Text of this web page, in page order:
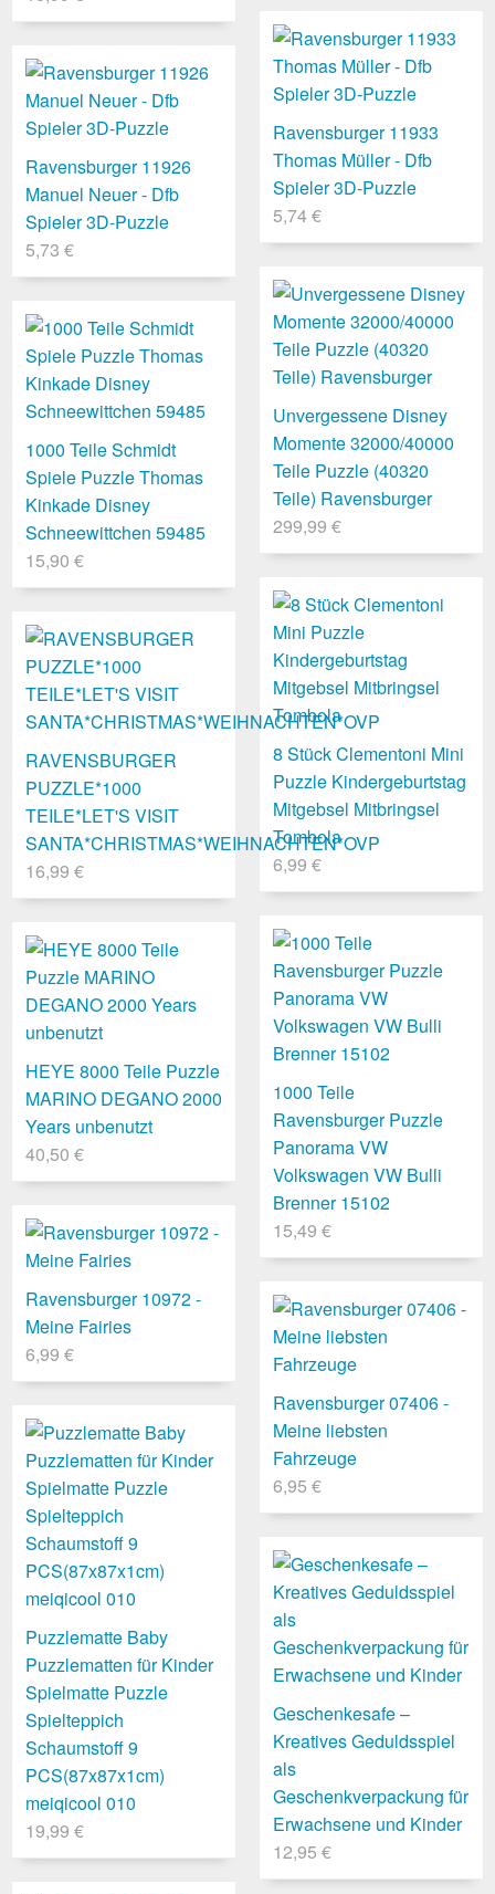
Ravensburger 11933
Thomas Müller - Dfb
Spieler 3D-Puzzle
5,74 €
Ravensburger 11926
Manuel Neuer - Dfb
Spieler 3D-Puzzle
5,73 €
Unvergessene Disney
Momente 32000/40000
Teile Puzzle (40320
Teile) Ravensburger
299,99 €
1000 Teile Schmidt
Spiele Puzzle Thomas
Kinkade Disney
Schneewittchen 59485
15,90 €
8 Stück Clementoni Mini
Puzzle Kindergeburtstag
Mitgebsel Mitbringsel
Tombola
6,99 €
RAVENSBURGER
PUZZLE*1000
TEILE*LET'S VISIT
SANTA*CHRISTMAS*WEIHNACHTEN*OVP
16,99 €
1000 Teile
Ravensburger Puzzle
Panorama VW
Volkswagen VW Bulli
Brenner 15102
15,49 €
HEYE 8000 Teile Puzzle
MARINO DEGANO 2000
Years unbenutzt
40,50 €
Ravensburger 10972 -
Meine Fairies
6,99 €
Ravensburger 07406 -
Meine liebsten
Fahrzeuge
6,95 €
Puzzlematte Baby
Puzzlematten für Kinder
Spielmatte Puzzle
Spielteppich
Schaumstoff 9
PCS(87x87x1cm)
meiqicool 010
19,99 €
Geschenkesafe –
Kreatives Geduldsspiel
als
Geschenkverpackung für
Erwachsene und Kinder
12,95 €